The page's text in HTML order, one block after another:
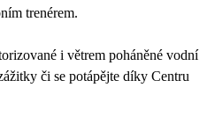
trenérem.
i větrem poháněné vodní
či se potápějte díky Centru